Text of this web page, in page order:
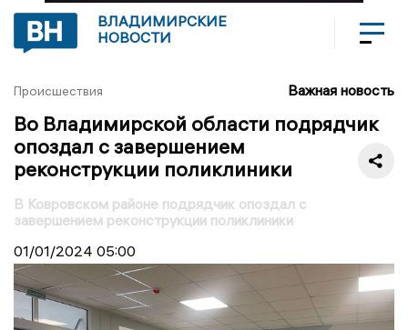
ВЛАДИМИРСКИЕ
НОВОСТИ
Происшествия Важная новость
Во Владимирской области подрядчик
опоздал с завершением
реконструкции поликлиники
В Ковровском районе подрядчик опоздал с
завершением реконструкции поликлиники
01/01/2024 05:00